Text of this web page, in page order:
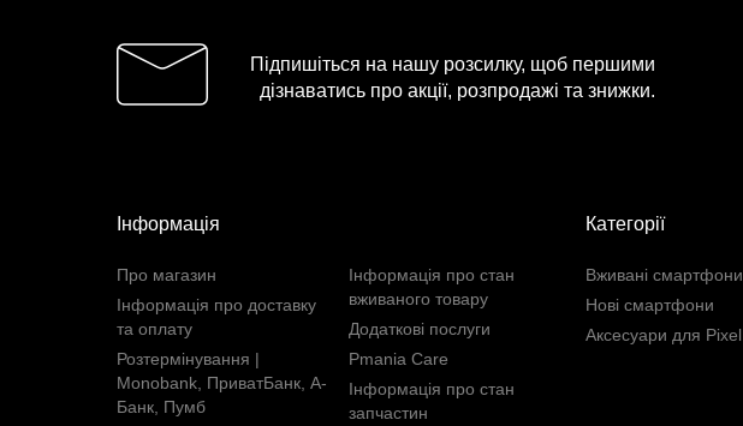
Підпишіться на нашу розсилку, щоб першими
дізнаватись про акції, розпродажі та знижки.
Інформація
Про магазин
Інформація про доставку
та оплату
Розтермінування |
Monobank, ПриватБанк, А-
Банк, Пумб
Інформація про стан
вживаного товару
Додаткові послуги
Pmania Care
Інформація про стан
запчастин
Категорії
Вживані смартфони
Нові смартфони
Аксесуари для Pixel